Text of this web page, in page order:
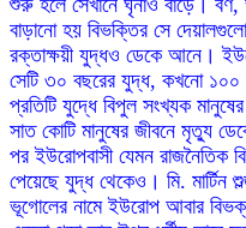
শুরু হলে সেখানে ঘৃনাও বাড়ে।
বাড়ানো হয় বিভক্তির সে
রক্তাক্ষয়ী যুদ্ধও ডেকে আনে।
সেটি ৩০ বছরের যুদ্ধ, কখনো ১০০
প্রতিটি যুদ্ধে বিপুল সংখ্যক
সাত কোটি মানুষের জীবনে মৃত্যু
পর ইউরোপবাসী যেমন রাজনৈতিক
পেয়েছে যুদ্ধ থেকেও। মি. মার্টিন
ভূগোলের নামে ইউরোপ আবার